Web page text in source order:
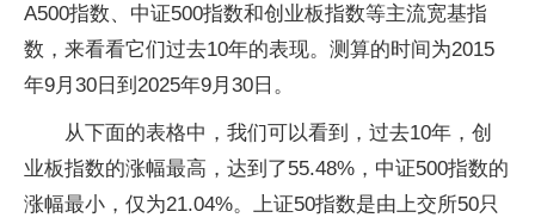
A500指数、中证500指数和创业板指数等主流宽基指
数，来看看它们过去10年的表现。测算的时间为2015
年9月30日到2025年9月30日。
从下面的表格中，我们可以看到，过去10年，创
业板指数的涨幅最高，达到了55.48%，中证500指数的
涨幅最小，仅为21.04%。上证50指数是由上交所50只